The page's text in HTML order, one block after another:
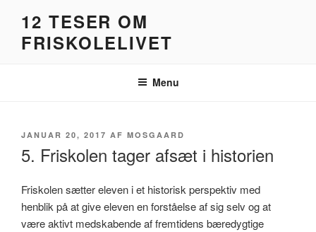
indhold
12 TESER OM
FRISKOLELIVET
Menu
UDGIVET
JANUAR 20, 2017 AF MOSGAARD
5. Friskolen tager afsæt i historien
Friskolen sætter eleven i et historisk perspektiv med
henblik på at give eleven en forståelse af sig selv og at
være aktivt medskabende af fremtidens bæredygtige